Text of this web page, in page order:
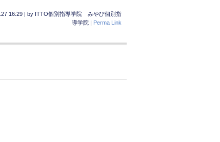
16:29 | by ITTO個別指導学院 みやび個別指
導学院 | Perma Link